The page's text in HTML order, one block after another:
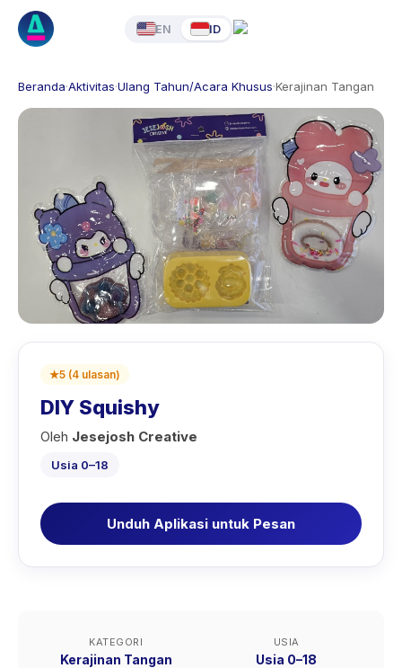
EN ID
Beranda·Aktivitas·Ulang Tahun/Acara Khusus·Kerajinan Tangan
★5 (4 ulasan)
DIY Squishy
Oleh Jesejosh Creative
Usia 0–18
Unduh Aplikasi untuk Pesan
KATEGORI
Kerajinan Tangan
USIA
Usia 0–18